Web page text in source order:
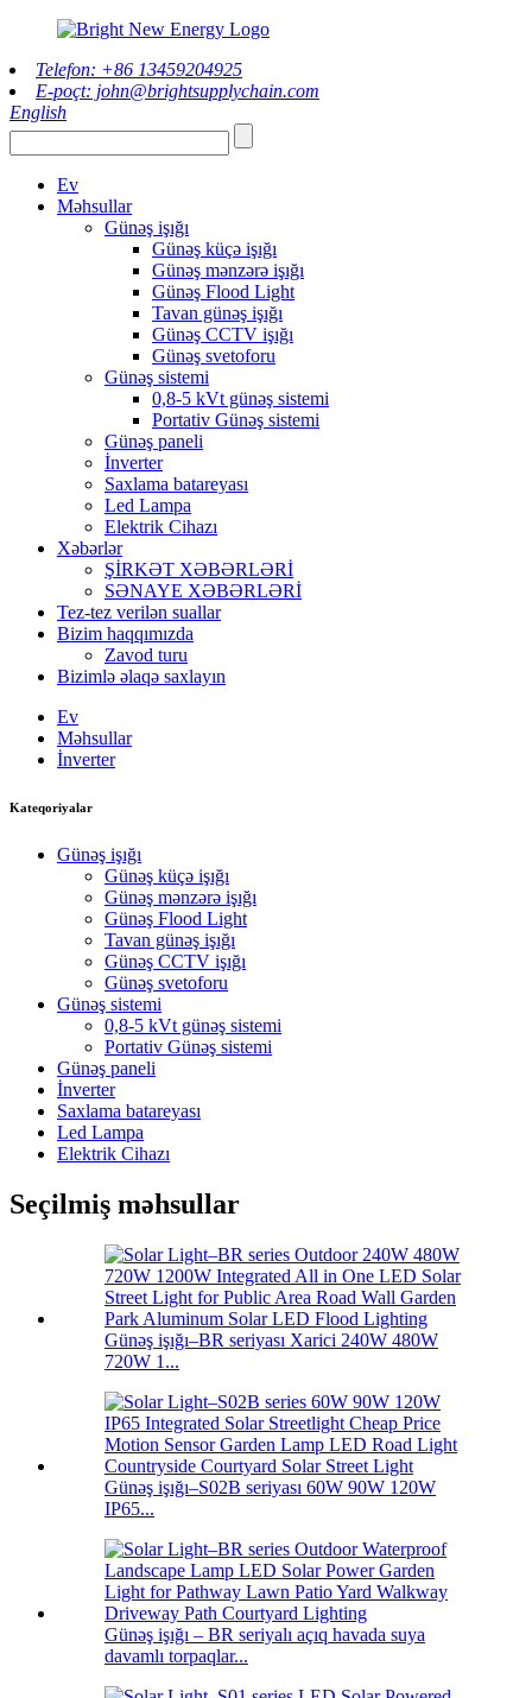
Telefon: +86 13459204925
E-poçt: john@brightsupplychain.com
English
Ev
Məhsullar
Günəş işığı
Günəş küçə işığı
Günəş mənzərə işığı
Günəş Flood Light
Tavan günəş işığı
Günəş CCTV işığı
Günəş svetoforu
Günəş sistemi
0,8-5 kVt günəş sistemi
Portativ Günəş sistemi
Günəş paneli
İnverter
Saxlama batareyası
Led Lampa
Elektrik Cihazı
Xəbərlər
ŞİRKƏT XƏBƏRLƏRİ
SƏNAYE XƏBƏRLƏRİ
Tez-tez verilən suallar
Bizim haqqımızda
Zavod turu
Bizimlə əlaqə saxlayın
Ev
Məhsullar
İnverter
Kateqoriyalar
Günəş işığı
Günəş küçə işığı
Günəş mənzərə işığı
Günəş Flood Light
Tavan günəş işığı
Günəş CCTV işığı
Günəş svetoforu
Günəş sistemi
0,8-5 kVt günəş sistemi
Portativ Günəş sistemi
Günəş paneli
İnverter
Saxlama batareyası
Led Lampa
Elektrik Cihazı
Seçilmiş məhsullar
Günəş işığı–BR seriyası Xarici 240W 480W
720W 1...
Günəş işığı–S02B seriyası 60W 90W 120W
IP65...
Günəş işığı – BR seriyalı açıq havada suya
davamlı torpaqlar...